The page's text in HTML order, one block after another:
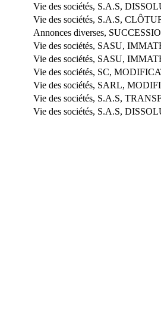
Vie des sociétés, S.A.S,
Vie des sociétés, S.A.S,
Annonces diverses,
Vie des sociétés, SASU,
Vie des sociétés, SASU,
Vie des sociétés, SC,
Vie des sociétés, SARL,
Vie des sociétés, S.A.S,
Vie des sociétés, S.A.S,